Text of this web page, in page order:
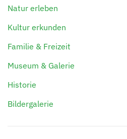
Natur erleben
Kultur erkunden
Familie & Freizeit
Museum & Galerie
Historie
Bildergalerie